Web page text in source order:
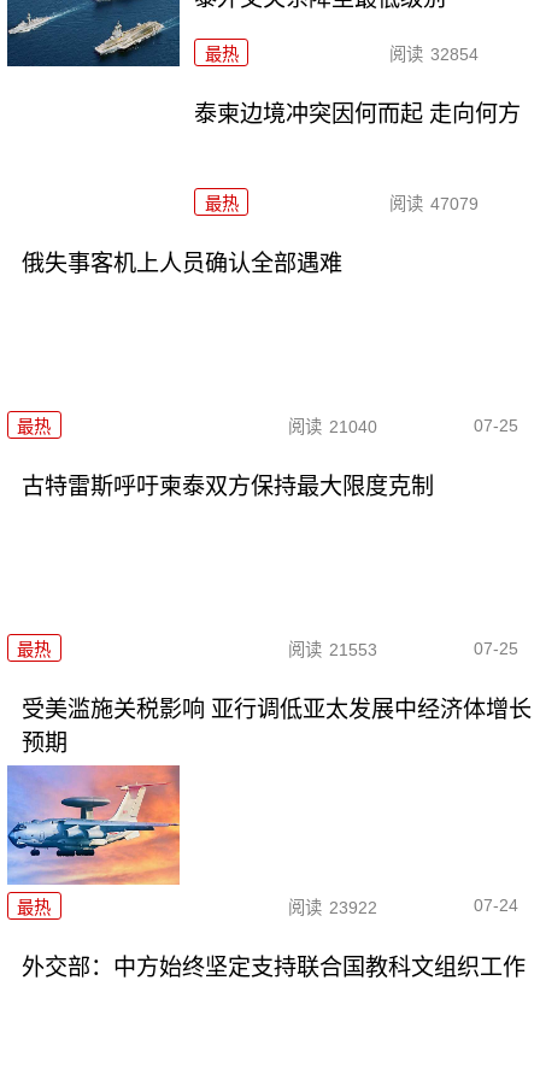
最热 阅读 32854
泰柬边境冲突因何而起 走向何方
最热 阅读 47079
俄失事客机上人员确认全部遇难
最热 阅读 21040 07-25
古特雷斯呼吁柬泰双方保持最大限度克制
最热 阅读 21553 07-25
受美滥施关税影响 亚行调低亚太发展中经济体增长
预期
最热 阅读 23922 07-24
外交部：中方始终坚定支持联合国教科文组织工作